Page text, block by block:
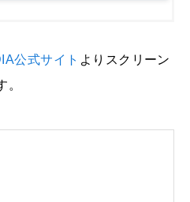
公式サイト よりスクリーン
。